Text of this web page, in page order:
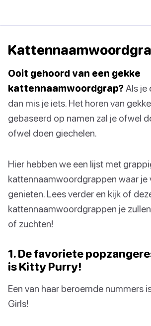
Ooit gehoord van een gekke
kattennaamwoordgrap?Als je
dan mis je iets. Het horen van
gebaseerd op namen zal je ofwel
ofwel doen giechelen.
Hier hebben we een lijst met
kattennaamwoordgrappen waar je
genieten. Lees verder en kijk of
kattennaamwoordgrappen je
of zuchten!
1. De favoriete
is Kitty Purry!
Een van haar beroemde nummers
Girls!